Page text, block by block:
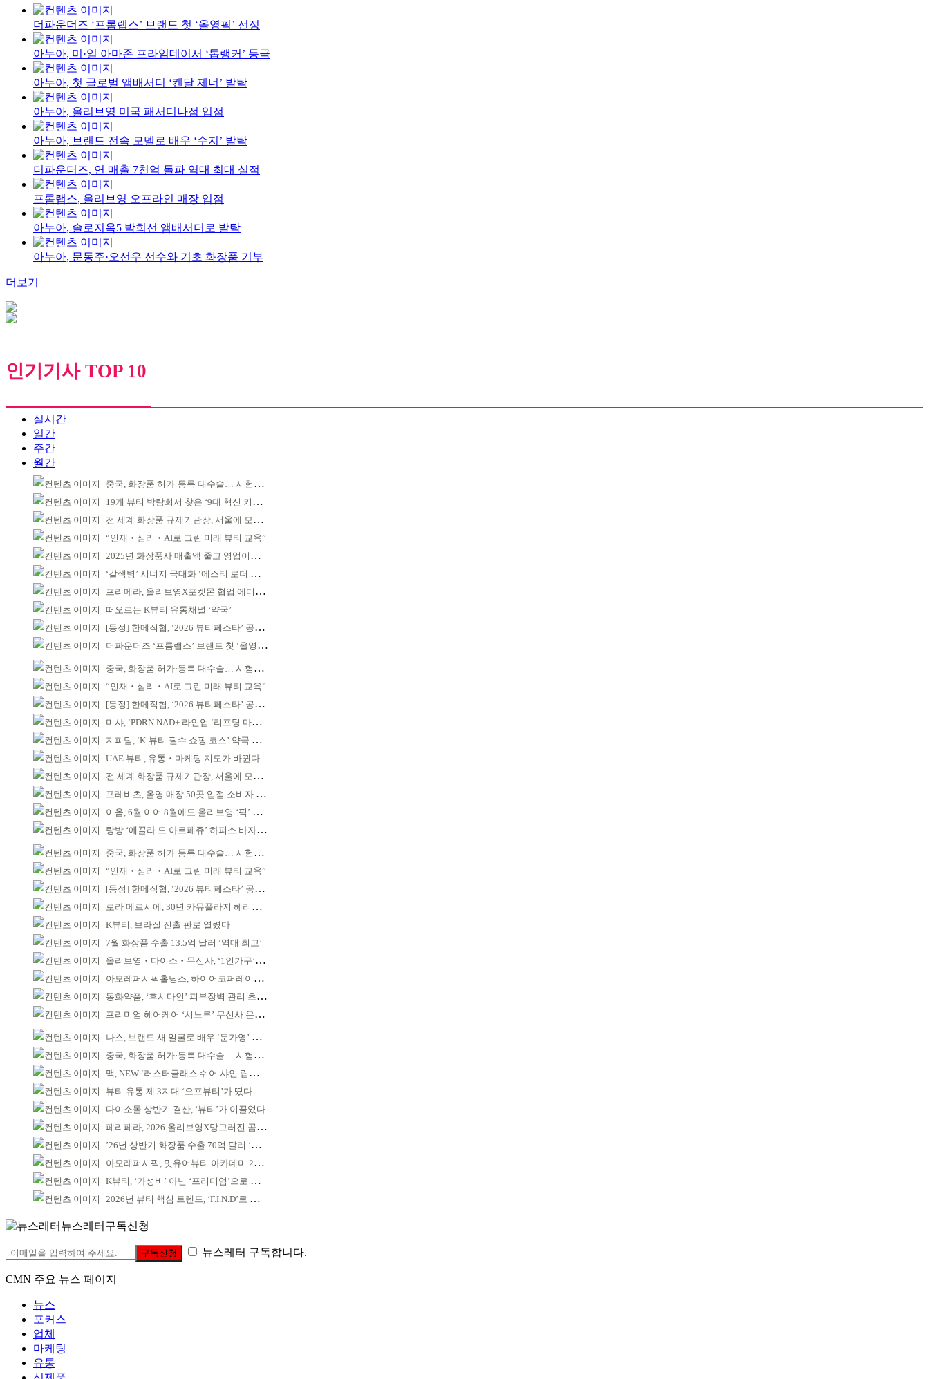
더파운더즈 ‘프롬랩스’ 브랜드 첫 ‘올영픽’ 선정
아누아, 미·일 아마존 프라임데이서 ‘톱랭커’ 등극
아누아, 첫 글로벌 앰배서더 ‘켄달 제너’ 발탁
아누아, 올리브영 미국 패서디나점 입점
아누아, 브랜드 전속 모델로 배우 ‘수지’ 발탁
더파운더즈, 연 매출 7천억 돌파 역대 최대 실적
프롬랩스, 올리브영 오프라인 매장 입점
아누아, 솔로지옥5 박희선 앰배서더로 발탁
아누아, 문동주·오선우 선수와 기초 화장품 기부
더보기
인기기사 TOP 10
실시간
일간
주간
월간
중국, 화장품 허가·등록 대수술… 시험자료 공용 허용
19개 뷰티 박람회서 찾은 ‘9대 혁신 키워드’
전 세계 화장품 규제기관장, 서울에 모인다
“인재‧심리‧AI로 그린 미래 뷰티 교육”
2025년 화장품사 매출액 줄고 영업이익은 늘어
‘갈색병’ 시너지 극대화 ‘에스티 로더 스킨부스터’ 출시
프리메라, 올리브영X포켓몬 협업 에디션 출시
떠오르는 K뷰티 유통채널 ‘약국’
[동정] 한메직협, ‘2026 뷰티페스타’ 공동 주최
더파운더즈 ‘프롬랩스’ 브랜드 첫 ‘올영픽’ 선정
중국, 화장품 허가·등록 대수술… 시험자료 공용 허용
“인재‧심리‧AI로 그린 미래 뷰티 교육”
[동정] 한메직협, ‘2026 뷰티페스타’ 공동 주최
미샤, ‘PDRN NAD+ 라인업 ‘리프팅 마스크’ 출시
지피덤, ‘K-뷰티 필수 쇼핑 코스’ 약국 공략
UAE 뷰티, 유통‧마케팅 지도가 바뀐다
전 세계 화장품 규제기관장, 서울에 모인다
프레비츠, 올영 매장 50곳 입점 소비자 접점 강화
이옴, 6월 이어 8월에도 올리브영 ‘픽’ 선정
랑방 ‘에끌라 드 아르페쥬’ 하퍼스 바자 화보 공개
중국, 화장품 허가·등록 대수술… 시험자료 공용 허용
“인재‧심리‧AI로 그린 미래 뷰티 교육”
[동정] 한메직협, ‘2026 뷰티페스타’ 공동 주최
로라 메르시에, 30년 카뮤플라지 헤리티지 담아
K뷰티, 브라질 진출 판로 열렸다
7월 화장품 수출 13.5억 달러 ‘역대 최고’
올리브영‧다이소‧무신사, ‘1인가구’가 이끈다
아모레퍼시픽홀딩스, 하이어코퍼레이션과 투자계약
동화약품, ‘후시다인’ 피부장벽 관리 초점 ‘리브랜딩’
프리미엄 헤어케어 ‘시노루’ 무신사 온라인 입점
나스, 브랜드 새 얼굴로 배우 ‘문가영’ 발탁
중국, 화장품 허가·등록 대수술… 시험자료 공용 허용
맥, NEW ‘러스터글래스 쉬어 샤인 립스틱’ 출시
뷰티 유통 제 3지대 ‘오프뷰티’가 떴다
다이소몰 상반기 결산, ‘뷰티’가 이끌었다
페리페라, 2026 올리브영X망그러진 곰 콜라보
’26년 상반기 화장품 수출 70억 달러 ‘역대 최고’
아모레퍼시픽, 밋유어뷰티 아카데미 2기 발대식
K뷰티, ‘가성비’ 아닌 ‘프리미엄’으로 승부걸어야
2026년 뷰티 핵심 트렌드, ‘F.I.N.D’로 읽는다
뉴스레터구독신청
구독신청 뉴스레터 구독합니다.
CMN 주요 뉴스 페이지
뉴스
포커스
업체
마케팅
유통